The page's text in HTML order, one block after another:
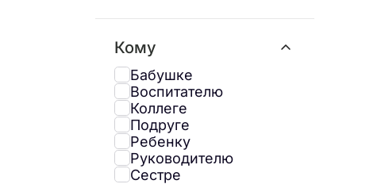
Кому
Бабушке
Воспитателю
Коллеге
Подруге
Ребенку
Руководителю
Сестре